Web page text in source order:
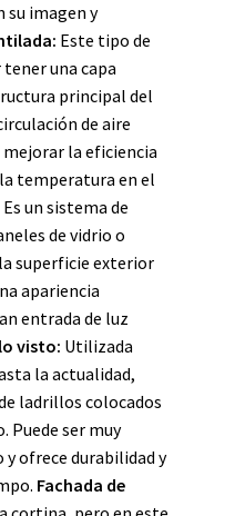
su imagen y
Este tipo de
una capa
principal del
de aire
mejorar la eficiencia
temperatura en el
Es un sistema de
de vidrio o
superficie exterior
apariencia
entrada de luz
visto: Utilizada
la actualidad,
ladrillos colocados
Puede ser muy
ofrece durabilidad y
Fachada de